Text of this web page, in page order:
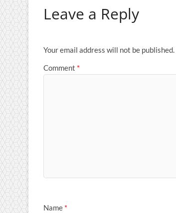
Leave a Reply
Your email address will not be published.
Comment *
Name *